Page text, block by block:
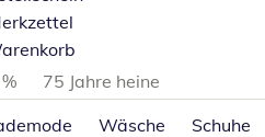
75 Jahre heine
Wäsche Schuhe